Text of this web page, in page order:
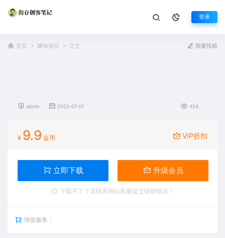
登录
首页 赚钱项目 正文 我要投稿
admin 2023-07-01 424
¥ 9.9 金币 VIP折扣
立即下载 升级会员
下载不了？请联系网站客服提交链接错误！
增值服务：